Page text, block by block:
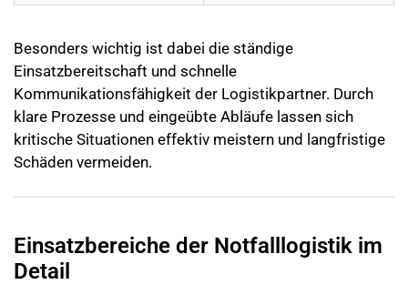
Besonders wichtig ist dabei die ständige
Einsatzbereitschaft und schnelle
Kommunikationsfähigkeit der Logistikpartner. Durch
klare Prozesse und eingeübte Abläufe lassen sich
kritische Situationen effektiv meistern und langfristige
Schäden vermeiden.
Einsatzbereiche der Notfalllogistik im
Detail